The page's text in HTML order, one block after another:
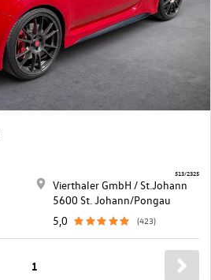
Vierthaler GmbH / St.Johann
5600 St. Johann/Pongau
5,0
(423)
513/2325
1